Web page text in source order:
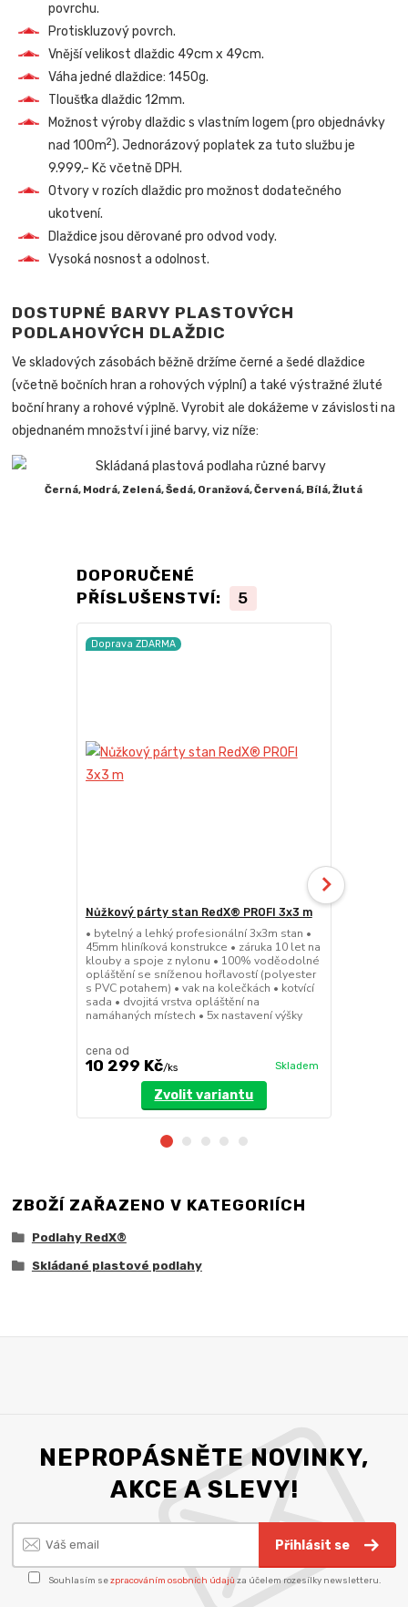
povrchu.
Protiskluzový povrch.
Vnější velikost dlaždic 49cm x 49cm.
Váha jedné dlaždice: 1450g.
Tloušťka dlaždic 12mm.
Možnost výroby dlaždic s vlastním logem (pro objednávky
nad 100m2). Jednorázový poplatek za tuto službu je
9.999,- Kč včetně DPH.
Otvory v rozích dlaždic pro možnost dodatečného
ukotvení.
Dlaždice jsou děrované pro odvod vody.
Vysoká nosnost a odolnost.
DOSTUPNÉ BARVY PLASTOVÝCH
PODLAHOVÝCH DLAŽDIC
Ve skladových zásobách běžně držíme černé a šedé dlaždice
(včetně bočních hran a rohových výplní) a také výstražné žluté
boční hrany a rohové výplně. Vyrobit ale dokážeme v závislosti na
objednaném množství i jiné barvy, viz níže:
Černá, Modrá, Zelená, Šedá, Oranžová, Červená, Bílá, Žlutá
DOPORUČENÉ
PŘÍSLUŠENSTVÍ:
5
Doprava ZDARMA
Nůžkový párty stan RedX® PROFI 3x3 m
• bytelný a lehký profesionální 3x3m stan •
45mm hliníková konstrukce • záruka 10 let na
klouby a spoje z nylonu • 100% voděodolné
opláštění se sníženou hořlavostí (polyester
s PVC potahem) • vak na kolečkách • kotvící
sada • dvojitá vrstva opláštění na
namáhaných místech • 5x nastavení výšky
cena od
10 299 Kč/ks Skladem
Zvolit variantu
ZBOŽÍ ZAŘAZENO V KATEGORIÍCH
Podlahy RedX®
Skládané plastové podlahy
NEPROPÁSNĚTE NOVINKY,
AKCE A SLEVY!
Přihlásit se
Souhlasím sezpracováním osobních údajů za účelem rozesílky newsletteru.